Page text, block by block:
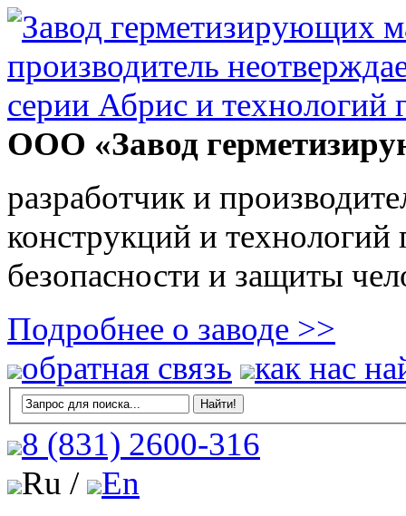
ООО «Завод
разработчик и
конструкций и
безопасности и защиты
Подробнее о заводе >>
обратная связь
как нас
8 (831) 2600-316
Ru /
En